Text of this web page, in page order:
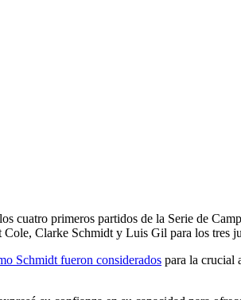
cuatro primeros partidos de la Serie de
Clarke Schmidt y Luis Gil para los tres
Schmidt fueron considerados para la crucial